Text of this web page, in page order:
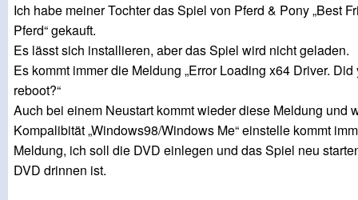
Ich habe meiner Tochter das Spiel von Pferd & Pony „Best
Pferd“ gekauft.
Es lässt sich installieren, aber das Spiel wird nicht geladen.
Es kommt immer die Meldung „Error Loading x64 Driver. Did
reboot?“
Auch bei einem Neustart kommt wieder diese Meldung und
Kompalibität „Windows98/Windows Me“ einstelle kommt
Meldung, ich soll die DVD einlegen und das Spiel neu
DVD drinnen ist.